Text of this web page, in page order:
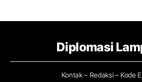
Diplomasi
Kontak – Redaksi – Kode